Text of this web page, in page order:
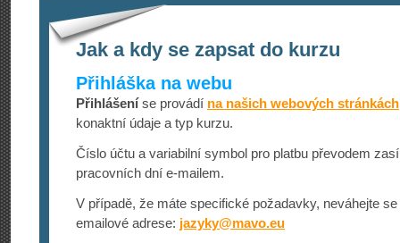
Jak a kdy se zapsat do kurzu
Přihláška na webu
Přihlášeníse provádí na našich webových stránkách
konaktní údaje a typ kurzu.
Číslo účtu a variabilní symbol pro platbu převodem
pracovních dní e-mailem.
V případě, že máte specifické požadavky, neváhejte
emailové adrese: jazyky@mavo.eu